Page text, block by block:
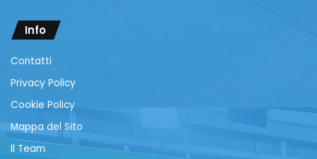
Info
Contatti
Privacy Policy
Cookie Policy
Mappa del Sito
Il Team